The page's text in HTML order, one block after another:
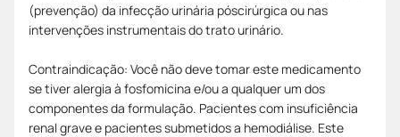
(prevenção) da infecção urinária póscirúrgica ou nas
intervenções instrumentais do trato urinário.
Contraindicação: Você não deve tomar este medicamento
se tiver alergia à fosfomicina e/ou a qualquer um dos
componentes da formulação. Pacientes com insuficiência
renal grave e pacientes submetidos a hemodiálise. Este